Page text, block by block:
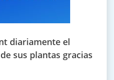
diariamente el
sus plantas gracias